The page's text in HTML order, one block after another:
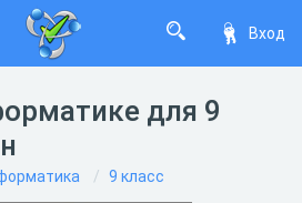
Вход
для 9
9 класс